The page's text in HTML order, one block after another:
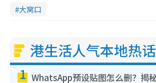
大窝口
港生活人气本地热话
1